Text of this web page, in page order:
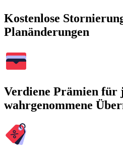
Kostenlose
Planänderungen
Verdiene Prämien für
wahrgenommene